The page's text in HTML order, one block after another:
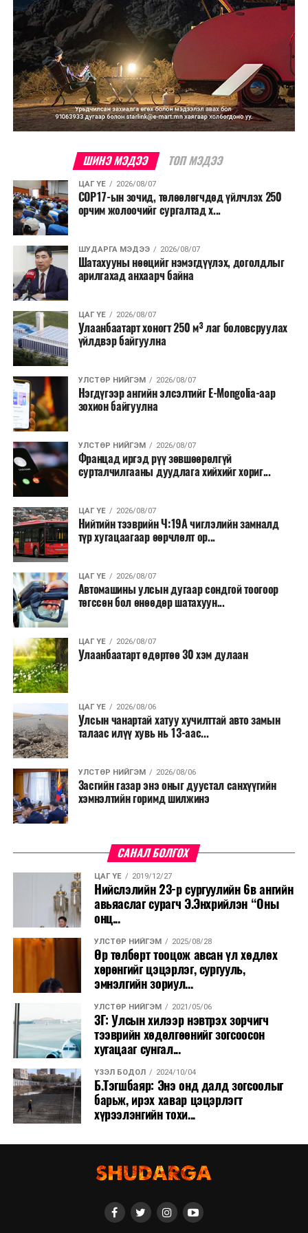
ШИНЭ МЭДЭЭ ТОП МЭДЭЭ
ЦАГ ҮЕ 2026/08/07
COP17-ын зочид, төлөөлөгчдөд үйлчлэх 250
орчим жолоочийг сургалтад х...
ШУДАРГА МЭДЭЭ 2026/08/07
Шатахууны нөөцийг нэмэгдүүлэх, доголдлыг
арилгахад анхаарч байна
ЦАГ ҮЕ 2026/08/07
Улаанбаатарт хоногт 250 м³ лаг боловсруулах
үйлдвэр байгуулна
УЛСТӨР НИЙГЭМ 2026/08/07
Нэгдүгээр ангийн элсэлтийг E-Mongolia-аар
зохион байгуулна
УЛСТӨР НИЙГЭМ 2026/08/07
Францад иргэд рүү зөвшөөрөлгүй
сурталчилгааны дуудлага хийхийг хориг...
ЦАГ ҮЕ 2026/08/07
Нийтийн тээврийн Ч:19А чиглэлийн замналд
түр хугацаагаар өөрчлөлт ор...
ЦАГ ҮЕ 2026/08/07
Автомашины улсын дугаар сондгой тоогоор
төгссөн бол өнөөдөр шатахуун...
ЦАГ ҮЕ 2026/08/07
Улаанбаатарт өдөртөө 30 хэм дулаан
ЦАГ ҮЕ 2026/08/06
Улсын чанартай хатуу хучилттай авто замын
талаас илүү хувь нь 13-аас...
УЛСТӨР НИЙГЭМ 2026/08/06
Засгийн газар энэ оныг дуустал санхүүгийн
хэмнэлтийн горимд шилжинэ
САНАЛ БОЛГОХ
ЦАГ ҮЕ 2019/12/27
Нийслэлийн 23-р сургуулийн 6в ангийн
авьяаслаг сурагч Э.Энхрийлэн “Оны
онц...
УЛСТӨР НИЙГЭМ 2025/08/28
Өр төлбөрт тооцож авсан үл хөдлөх
хөрөнгийг цэцэрлэг, сургууль,
эмнэлгийн зориул...
УЛСТӨР НИЙГЭМ 2021/05/06
ЗГ: Улсын хилээр нэвтрэх зорчигч
тээврийн хөдөлгөөнийг зогсоосон
хугацааг сунгал...
ҮЗЭЛ БОДОЛ 2024/10/04
Б.Тэгшбаяр: Энэ онд далд зогсоолыг
барьж, ирэх хавар цэцэрлэгт
хүрээлэнгийн тохи...